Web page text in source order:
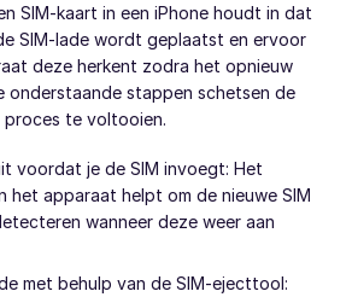
SIM-kaart in een iPhone houdt in dat
SIM-lade wordt geplaatst en ervoor
deze herkent zodra het opnieuw
onderstaande stappen schetsen de
proces te voltooien.
voordat je de SIM invoegt: Het
het apparaat helpt om de nieuwe SIM
wanneer deze weer aan
met behulp van de SIM-ejecttool: